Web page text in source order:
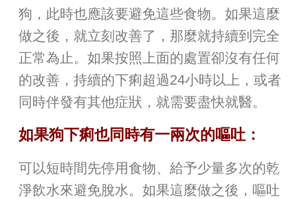
狗，此時也應該要避免這些食物。如果這麼
做之後，就立刻改善了，那麼就持續到完全
正常為止。如果按照上面的處置卻沒有任何
的改善，持續的下痢超過24小時以上，或者
同時伴發有其他症狀，就需要盡快就醫。
如果狗下痢也同時有一兩次的嘔吐：
可以短時間先停用食物、給予少量多次的乾
淨飲水來避免脫水。如果這麼做之後，嘔吐